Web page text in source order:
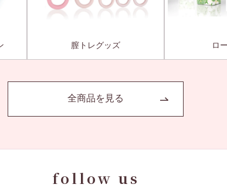
膣トレグッズ ロ
全商品を見る
follow us